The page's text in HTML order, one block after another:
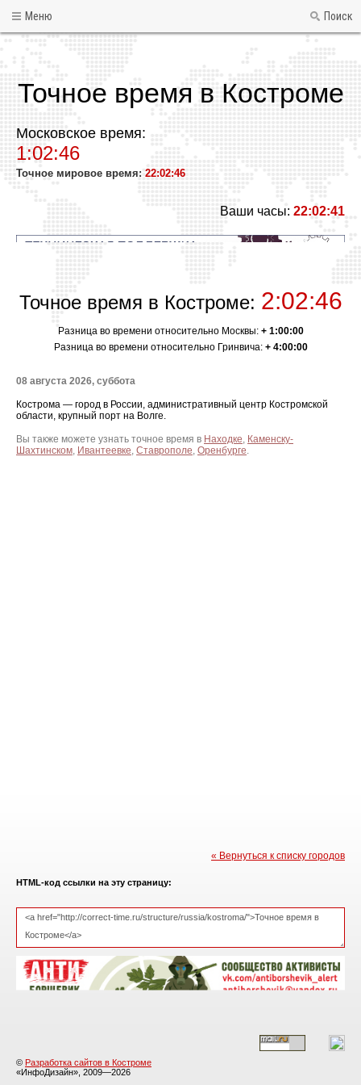
Меню Поиск
Точное время в Костроме
Московское время:
1:02:46
Точное мировое время: 22:02:46
Ваши часы: 22:02:41
Точное время в Костроме: 2:02:46
Разница во времени относительно Москвы: + 1:00:00
Разница во времени относительно Гринвича: + 4:00:00
08 августа 2026, суббота
Кострома — город в России, административный центр Костромской
области, крупный порт на Волге.
Вы также можете узнать точное время в Находке, Каменску-
Шахтинском, Ивантеевке, Ставрополе, Оренбурге.
« Вернуться к списку городов
HTML-код ссылки на эту страницу:
© Разработка сайтов в Костроме
«ИнфоДизайн», 2009—2026